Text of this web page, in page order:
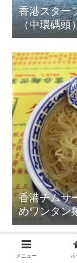
香港スター
（中環碼頭
香港チムサ
めワンタン
メニュー ホ